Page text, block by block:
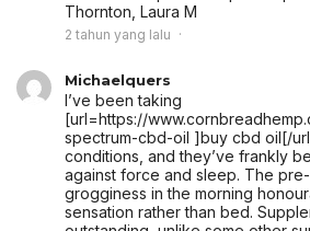
Thornton, Laura M
2 tahun yang lalu
Michaelquers
I’ve been taking
[url=https://
spectrum-cbd-oil ]buy cbd oil[/
conditions, and they’ve frankly
against force and sleep. The
grogginess in the morning
sensation rather than bed.